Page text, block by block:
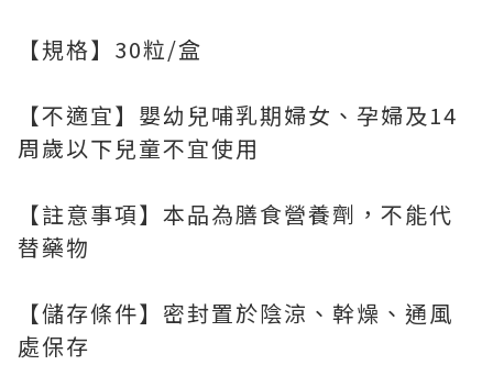
【規格】30粒/盒
【不適宜】嬰幼兒哺乳期婦女、孕婦及14
周歲以下兒童不宜使用
【註意事項】本品為膳食營養劑，不能代
替藥物
【儲存條件】密封置於陰涼、幹燥、通風
處保存